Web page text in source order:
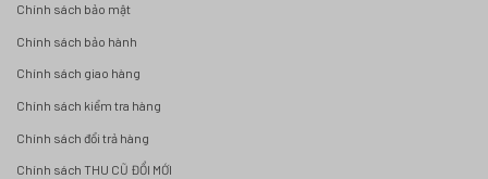
Chính sách bảo mật
Chính sách bảo hành
Chính sách giao hàng
Chính sách kiểm tra hàng
Chính sách đổi trả hàng
Chính sách THU CŨ ĐỔI MỚI